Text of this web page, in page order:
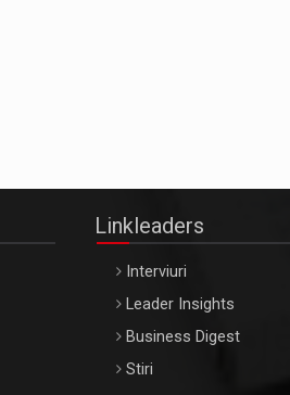
Linkleaders
Interviuri
Leader Insights
Business Digest
Stiri